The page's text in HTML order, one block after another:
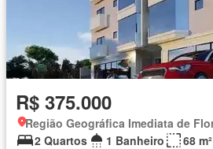
R$ 375.000
Região Geográfica Imediata de
2 Quartos
1 Banheiro
68 m²